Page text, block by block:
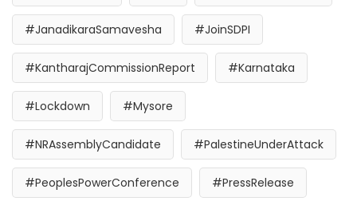
#JanadikaraSamavesha #JoinSDPI
#KantharajCommissionReport #Karnataka
#Lockdown #Mysore
#NRAssemblyCandidate #PalestineUnderAttack
#PeoplesPowerConference #PressRelease